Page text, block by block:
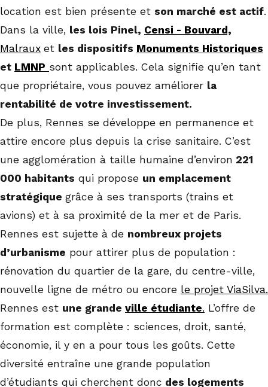
location est bien présente et son marché est actif.
Dans la ville, les lois Pinel, Censi - Bouvard,
Malraux et les dispositifs Monuments Historiques
et LMNP sont applicables. Cela signifie qu’en tant
que propriétaire, vous pouvez améliorer la
rentabilité de votre investissement.
De plus, Rennes se développe en permanence et
attire encore plus depuis la crise sanitaire. C’est
une agglomération à taille humaine d’environ 221
000 habitants qui propose un emplacement
stratégique grâce à ses transports (trains et
avions) et à sa proximité de la mer et de Paris.
Rennes est sujette à de nombreux projets
d’urbanisme pour attirer plus de population :
rénovation du quartier de la gare, du centre-ville,
nouvelle ligne de métro ou encore le projet ViaSilva.
Rennes est une grande ville étudiante. L’offre de
formation est complète : sciences, droit, santé,
économie, il y en a pour tous les goûts. Cette
diversité entraîne une grande population
d’étudiants qui cherchent donc des logements